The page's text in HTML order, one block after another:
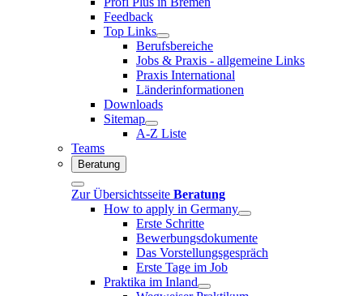
Feedback
Top Links
Berufsbereiche
Jobs & Praxis - allgemeine Links
Praxis International
Länderinformationen
Downloads
Sitemap
A-Z Liste
Teams
Beratung
Zur Übersichtsseite Beratung
How to apply in Germany
Erste Schritte
Bewerbungsdokumente
Das Vorstellungsgespräch
Erste Tage im Job
Praktika im Inland